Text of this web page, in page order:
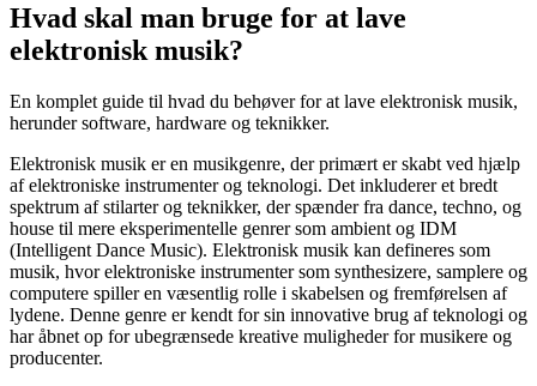
Hvad skal man bruge for at lave
elektronisk musik?
En komplet guide til hvad du behøver for at lave elektronisk musik,
herunder software, hardware og teknikker.
Elektronisk musik er en musikgenre, der primært er skabt ved hjælp
af elektroniske instrumenter og teknologi. Det inkluderer et bredt
spektrum af stilarter og teknikker, der spænder fra dance, techno, og
house til mere eksperimentelle genrer som ambient og IDM
(Intelligent Dance Music). Elektronisk musik kan defineres som
musik, hvor elektroniske instrumenter som synthesizere, samplere og
computere spiller en væsentlig rolle i skabelsen og fremførelsen af
lydene. Denne genre er kendt for sin innovative brug af teknologi og
har åbnet op for ubegrænsede kreative muligheder for musikere og
producenter.